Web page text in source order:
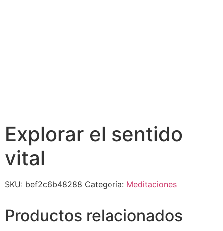
Explorar el sentido
vital
SKU: bef2c6b48288 Categoría: Meditaciones
Productos relacionados